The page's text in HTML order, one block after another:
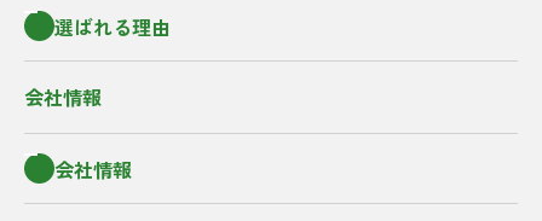
選ばれる理由
会社情報
会社情報